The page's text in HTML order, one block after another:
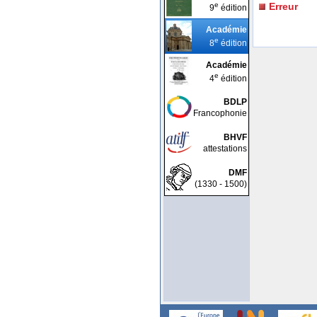
9e édition
Académie
8e édition
Académie
4e édition
BDLP
Francophonie
BHVF
attestations
DMF
(1330 - 1500)
Erreur